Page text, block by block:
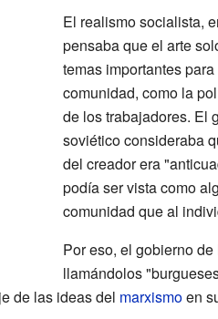
El realismo socialista,
pensaba que el arte
temas importantes
comunidad, como la
de los trabajadores. El
soviético consideraba
del creador era
podía ser vista como
comunidad que al
Por eso, el gobierno de
llamándolos
de las ideas del marxismoen